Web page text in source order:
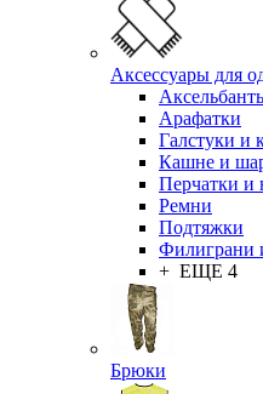
Аксессуары для
Арафатки
Галстуки и
Кашне и
Перчатки и
Ремни
Подтяжки
Филиграни
+ ЕЩЕ 4
Брюки